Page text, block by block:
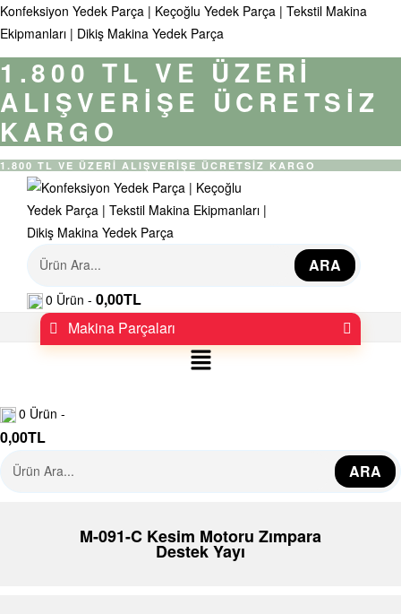
Konfeksiyon Yedek Parça | Keçoğlu Yedek Parça | Tekstil Makina
Ekipmanları | Dikiş Makina Yedek Parça
1.800 TL VE ÜZERİ
ALIŞVERİŞE ÜCRETSİZ
KARGO
1.800 TL VE ÜZERİ ALIŞVERİŞE ÜCRETSİZ KARGO
K
o
n
f
e
k
ARA
0 Ürün - 0,00TL
Makina Parçaları
Menü
0 Ürün -
0,00TL
ARA
M-091-C Kesim Motoru Zımpara
Destek Yayı